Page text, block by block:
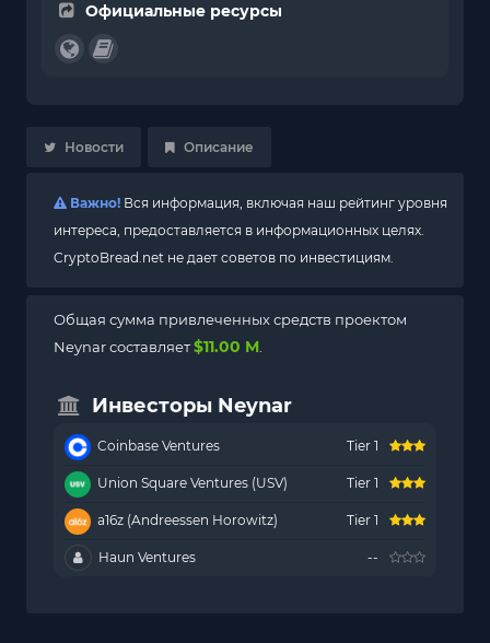
Официальные ресурсы
Новости Описание
Важно! Вся информация, включая наш рейтинг уровня
интереса, предоставляется в информационных целях.
CryptoBread.net не дает советов по инвестициям.
Общая сумма привлеченных средств проектом
Neynar составляет$11.00 M.
Инвесторы Neynar
Coinbase Ventures Tier 1
Union Square Ventures (USV) Tier 1
a16z (Andreessen Horowitz) Tier 1
Haun Ventures --